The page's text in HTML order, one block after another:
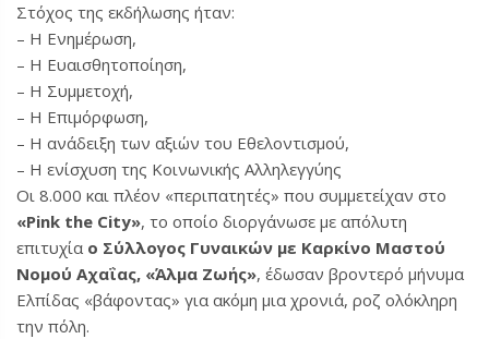
Στόχος της εκδήλωσης ήταν:
– Η Ενημέρωση,
– Η Ευαισθητοποίηση,
– Η Συμμετοχή,
– Η Επιμόρφωση,
– Η ανάδειξη των αξιών του Εθελοντισμού,
– Η ενίσχυση της Κοινωνικής Αλληλεγγύης
Οι 8.000 και πλέον «περιπατητές» που συμμετείχαν στο
«Pink the City», το οποίο διοργάνωσε με απόλυτη
επιτυχία ο Σύλλογος Γυναικών με Καρκίνο Μαστού
Νομού Αχαΐας, «Άλμα Ζωής», έδωσαν βροντερό μήνυμα
Ελπίδας «βάφοντας» για ακόμη μια χρονιά, ροζ ολόκληρη
την πόλη.